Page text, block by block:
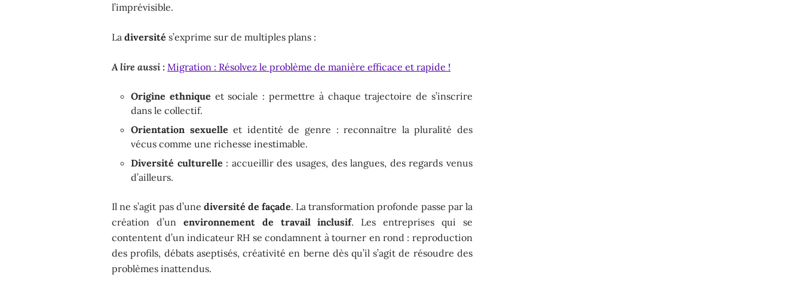
l’imprévisible.
Ladiversité s’exprime sur de multiples plans :
A lire aussi : Migration : Résolvez le problème de manière efficace et rapide !
Origine ethnique et sociale : permettre à chaque trajectoire de s’inscrire
dans le collectif.
Orientation sexuelle et identité de genre : reconnaître la pluralité des
vécus comme une richesse inestimable.
Diversité culturelle : accueillir des usages, des langues, des regards venus
d’ailleurs.
Il ne s’agit pas d’une diversité de façade. La transformation profonde passe par la
création d’un environnement de travail inclusif. Les entreprises qui se
contentent d’un indicateur RH se condamnent à tourner en rond : reproduction
des profils, débats aseptisés, créativité en berne dès qu’il s’agit de résoudre des
problèmes inattendus.